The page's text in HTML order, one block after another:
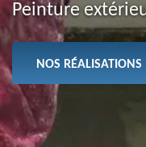
Peinture
NOS RÉALISATIONS